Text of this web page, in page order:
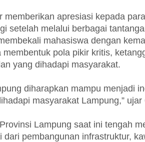
memberikan apresiasi kepada
setelah melalui berbagai
mahasiswa dengan
pola pikir kritis,
yang dihadapi masyarakat.
diharapkan mampu menjadi
masyarakat Lampung,” ujar
Lampung saat ini tengah
pembangunan infrastruktur,